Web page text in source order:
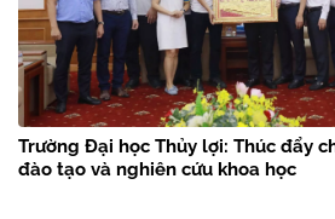
Trường Đại học Thủy lợi: Thúc đẩy
đào tạo và nghiên cứu khoa học